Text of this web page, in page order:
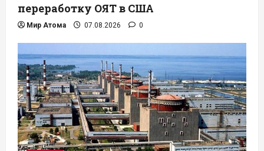
переработку ОЯТ в США
Мир Атома 07.08.2026 0